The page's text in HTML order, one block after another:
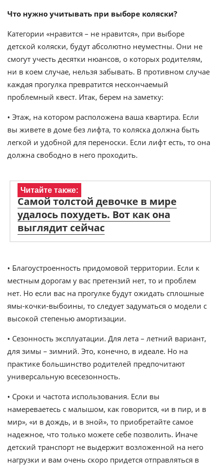
Что нужно учитывать при выборе коляски?
Категории «нравится – не нравится», при выборе
детской коляски, будут абсолютно неуместны. Они не
смогут учесть десятки нюансов, о которых родителям,
ни в коем случае, нельзя забывать. В противном случае
каждая прогулка превратится нескончаемый
проблемный квест. Итак, берем на заметку:
• Этаж, на котором расположена ваша квартира. Если
вы живете в доме без лифта, то коляска должна быть
легкой и удобной для переноски. Если лифт есть, то она
должна свободно в него проходить.
Читайте также:
Самой толстой девочке в мире
удалось похудеть. Вот как она
выглядит сейчас
• Благоустроенность придомовой территории. Если к
местным дорогам у вас претензий нет, то и проблем
нет. Но если вас на прогулке будут ожидать сплошные
ямы-кочки-выбоины, то следует задуматься о модели с
высокой степенью амортизации.
• Сезонность эксплуатации. Для лета – летний вариант,
для зимы – зимний. Это, конечно, в идеале. Но на
практике большинство родителей предпочитают
универсальную всесезонность.
• Сроки и частота использования. Если вы
намереваетесь с малышом, как говорится, «и в пир, и в
мир», «и в дождь, и в зной», то приобретайте самое
надежное, что только можете себе позволить. Иначе
детский транспорт не выдержит возложенной на него
нагрузки и вам очень скоро придется отправляться в